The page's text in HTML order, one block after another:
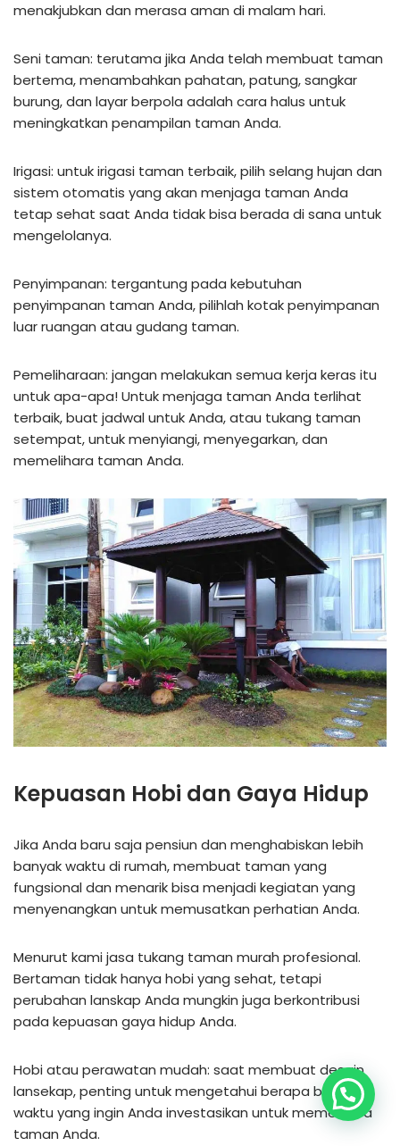
menakjubkan dan merasa aman di malam hari.
Seni taman: terutama jika Anda telah membuat taman
bertema, menambahkan pahatan, patung, sangkar
burung, dan layar berpola adalah cara halus untuk
meningkatkan penampilan taman Anda.
Irigasi: untuk irigasi taman terbaik, pilih selang hujan dan
sistem otomatis yang akan menjaga taman Anda
tetap sehat saat Anda tidak bisa berada di sana untuk
mengelolanya.
Penyimpanan: tergantung pada kebutuhan
penyimpanan taman Anda, pilihlah kotak penyimpanan
luar ruangan atau gudang taman.
Pemeliharaan: jangan melakukan semua kerja keras itu
untuk apa-apa! Untuk menjaga taman Anda terlihat
terbaik, buat jadwal untuk Anda, atau tukang taman
setempat, untuk menyiangi, menyegarkan, dan
memelihara taman Anda.
Kepuasan Hobi dan Gaya Hidup
Jika Anda baru saja pensiun dan menghabiskan lebih
banyak waktu di rumah, membuat taman yang
fungsional dan menarik bisa menjadi kegiatan yang
menyenangkan untuk memusatkan perhatian Anda.
Menurut kami jasa tukang taman murah profesional.
Bertaman tidak hanya hobi yang sehat, tetapi
perubahan lanskap Anda mungkin juga berkontribusi
pada kepuasan gaya hidup Anda.
Hobi atau perawatan mudah: saat membuat desain
lansekap, penting untuk mengetahui berapa banyak
waktu yang ingin Anda investasikan untuk memelihara
taman Anda.